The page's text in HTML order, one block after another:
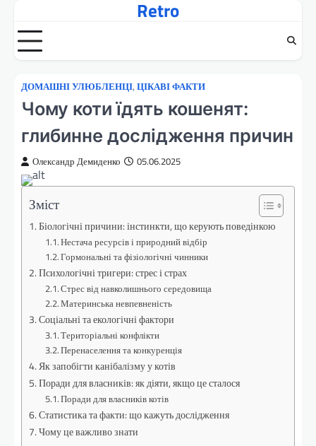
вмісту
Retro
ДОМАШНІ УЛЮБЛЕНЦІ, ЦІКАВІ ФАКТИ
Чому коти їдять кошенят:
глибинне дослідження причин
Олександр Демиденко 05.06.2025
Зміст
Біологічні причини: інстинкти, що керують поведінкою
Нестача ресурсів і природний відбір
Гормональні та фізіологічні чинники
Психологічні тригери: стрес і страх
Стрес від навколишнього середовища
Материнська невпевненість
Соціальні та екологічні фактори
Територіальні конфлікти
Перенаселення та конкуренція
Як запобігти канібалізму у котів
Поради для власників: як діяти, якщо це сталося
Поради для власників котів
Статистика та факти: що кажуть дослідження
Чому це важливо знати